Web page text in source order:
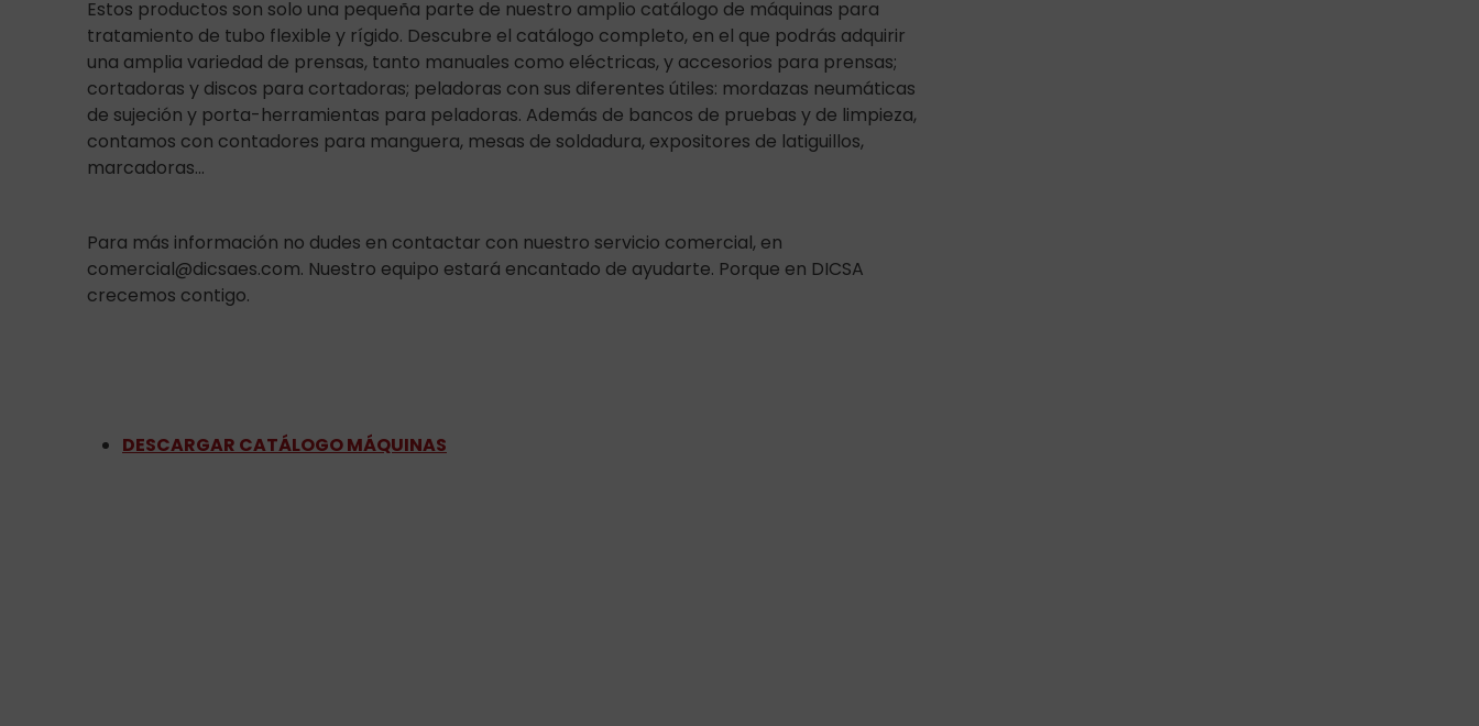
Estos productos son solo una pequeña parte de nuestro amplio catálogo de máquinas para
tratamiento de tubo flexible y rígido. Descubre el catálogo completo, en el que podrás adquirir
una amplia variedad de prensas, tanto manuales como eléctricas, y accesorios para prensas;
cortadoras y discos para cortadoras; peladoras con sus diferentes útiles: mordazas neumáticas
de sujeción y porta-herramientas para peladoras. Además de bancos de pruebas y de limpieza,
contamos con contadores para manguera, mesas de soldadura, expositores de latiguillos,
marcadoras...
Para más información no dudes en contactar con nuestro servicio comercial, en
comercial@dicsaes.com. Nuestro equipo estará encantado de ayudarte. Porque en DICSA
crecemos contigo.
DESCARGAR CATÁLOGO MÁQUINAS